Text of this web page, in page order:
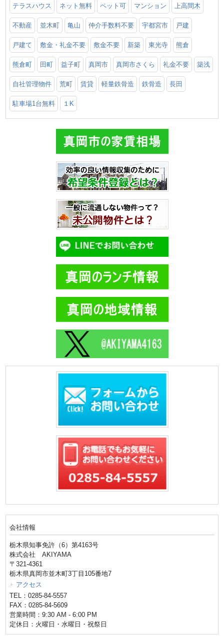
テラスハウス ネット無料 ペット可 マンション 上高間木
不動産 並木町 亀山 仲介手数料不要 宇都宮市 戸建
戸建て 敷金・礼金不要 敷金不要 新築 東光寺 熊倉
熊倉町 田町 益子町 真岡市 真岡市さくら 礼金不要 築浅
自社管理物件 荒町 賃貸 軽量鉄骨造 鉄骨造 長田
駐車場1台無料 １K
会社情報
栃木県知事免許（6）第4163号
株式会社 AKIYAMA
〒321-4361
栃木県真岡市並木町3丁目105番地7
アクセス
TEL：0285-84-5557
FAX：0285-84-5609
営業時間：9:30 AM - 6:00 PM
定休日：火曜日・水曜日・祝祭日